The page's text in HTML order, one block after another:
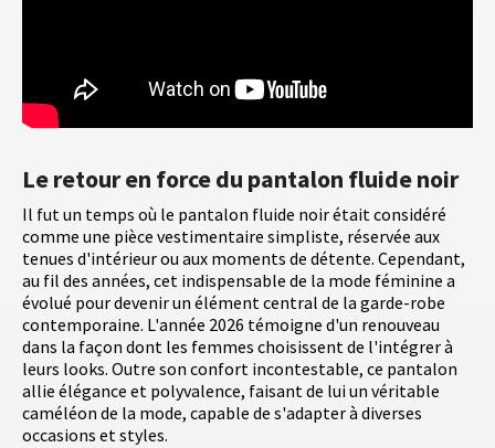
Le retour en force du pantalon fluide noir
Il fut un temps où le pantalon fluide noir était considéré
comme une pièce vestimentaire simpliste, réservée aux
tenues d'intérieur ou aux moments de détente. Cependant,
au fil des années, cet indispensable de la mode féminine a
évolué pour devenir un élément central de la garde-robe
contemporaine. L'année 2026 témoigne d'un renouveau
dans la façon dont les femmes choisissent de l'intégrer à
leurs looks. Outre son confort incontestable, ce pantalon
allie élégance et polyvalence, faisant de lui un véritable
caméléon de la mode, capable de s'adapter à diverses
occasions et styles.